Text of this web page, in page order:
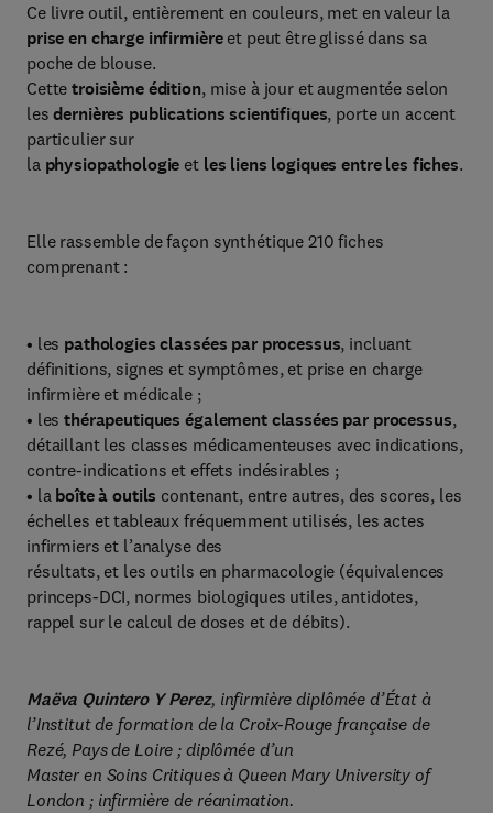
Ce livre outil, entièrement en couleurs, met en valeur la
prise en charge infirmièreet peut être glissé dans sa
poche de blouse.
Cettetroisième édition, mise à jour et augmentée selon
lesdernières publications scientifiques, porte un accent
particulier sur
la physiopathologie et les liens logiques entre les fiches.
Elle rassemble de façon synthétique 210 fiches
comprenant :
• les pathologies classées par processus, incluant
définitions, signes et symptômes, et prise en charge
infirmière et médicale ;
• lesthérapeutiques également classées par processus,
détaillant les classes médicamenteuses avec indications,
contre-indications et effets indésirables ;
• la boîte à outils contenant, entre autres, des scores, les
échelles et tableaux fréquemment utilisés, les actes
infirmiers et l’analyse des
résultats, et les outils en pharmacologie (équivalences
princeps-DCI, normes biologiques utiles, antidotes,
rappel sur le calcul de doses et de débits).
Maëva Quintero Y Perez, infirmière diplômée d’État à
l’Institut de formation de la Croix-Rouge française de
Rezé, Pays de Loire ; diplômée d’un
Master en Soins Critiques à Queen Mary University of
London ; infirmière de réanimation.